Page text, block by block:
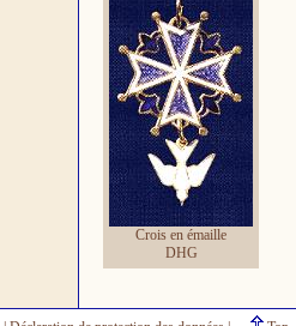
Crois en émaille
DHG